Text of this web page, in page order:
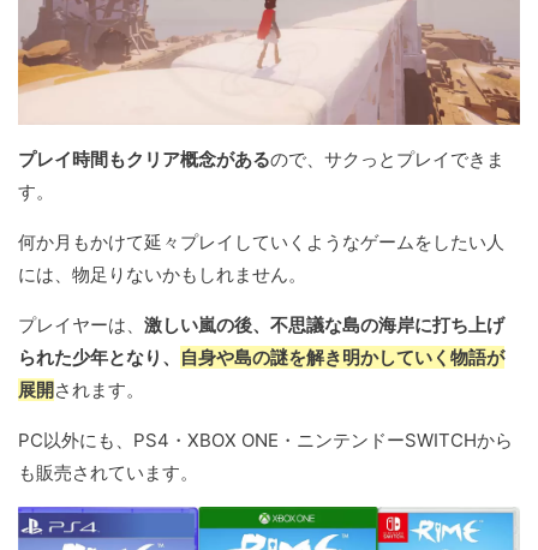
プレイ時間もクリア概念があるので、サクっとプレイできま
す。
何か月もかけて延々プレイしていくようなゲームをしたい人
には、物足りないかもしれません。
プレイヤーは、 激しい嵐の後、不思議な島の海岸に打ち上げ
られた少年となり、
自身や島の謎を解き明かしていく物語が
展開されます。
PC以外にも、PS4・XBOX ONE・ニンテンドーSWITCHから
も販売されています。